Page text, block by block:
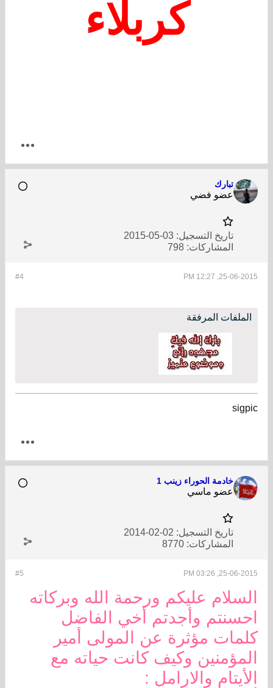
كربلاء
تبارك
عضو فضي
تاريخ التسجيل: 03-05-2015
المشاركات: 798
#4 25-06-2015, 12:27 PM
الملفات المرفقة
sigpic
خادمة الحوراء زينب 1
عضو ماسي
تاريخ التسجيل: 02-02-2014
المشاركات: 8770
#5 25-06-2015, 03:26 PM
السلام عليكم ورحمة الله وبركاته
احسنتم وأجدتم أخي الفاضل
كلمات مؤثرة عن المولى أمير
المؤمنين وكيف كانت حياته مع
الأيتام والارامل :